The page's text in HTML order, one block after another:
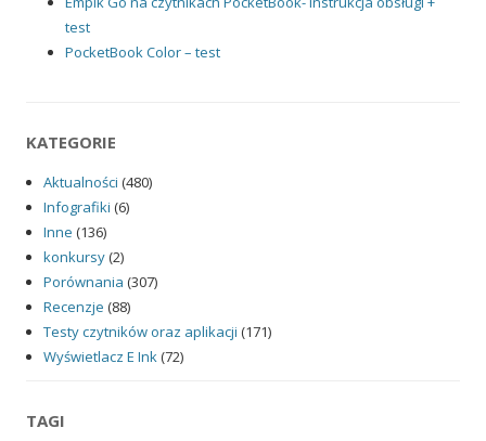
test
PocketBook Color – test
KATEGORIE
Aktualności (480)
Infografiki (6)
Inne (136)
konkursy(2)
Porównania (307)
Recenzje (88)
Testy czytników oraz aplikacji (171)
Wyświetlacz E Ink(72)
TAGI